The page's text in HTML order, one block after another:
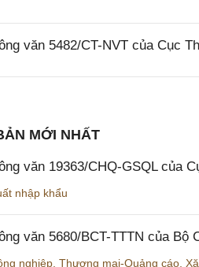
văn 5482/CT-NVT của Cục
MỚI NHẤT
văn 19363/CHQ-GSQL của
nhập khẩu
văn 5680/BCT-TTTN của Bộ
nghiệp Thương mại-Quảng cáo